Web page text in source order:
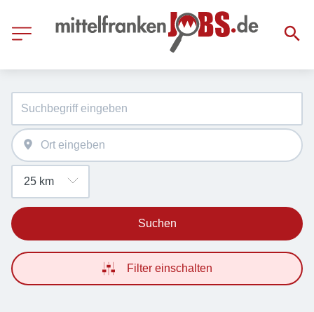
Suchen
Filter einschalten